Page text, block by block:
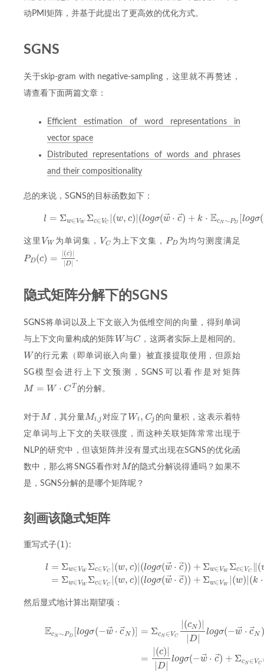
动PMI矩阵，并基于此提出了更高效的优化方式。
SGNS
关于skip-gram with negative-sampling，这里就不再赘述，
请查看下面两篇文章：
Efficient estimation of word representations in
vector space
Distributed representations of words and phrases
and their compositionality
总的来说，SGNS的目标函数如下：
l = Σw∈VW Σc∈VC |(w, c)|(logσ(w⃗ ⋅ c⃗
) + k ⋅ EcN ∼PD [logσ(
(1)l= Σw∈VWΣc∈ VC|(w, c |(logσ(w→ ⋅c →)+ k⋅ E cN∼ PD ogσ(−
这里 VW
VW 为单词集， VC
VC 为上下文集，PD
PD 为均匀测度满足
PD(c) = |(c)|
|D|
PD(c) = (c ||D| .
隐式矩阵分解下的SGNS
SGNS将单词以及上下文嵌入为低维空间的向量，得到单词
与上下文向量构成的矩阵 W
W 与C
C ，这两者实际上是相同的。
W
W 的行元素（即单词嵌入向量）被直接提取使用，但原始
SG模型会进行上下文预测，SGNS可以看作是对矩阵
M = W ⋅ CT
M= W CT 的分解。
对于M
M ，其分量Mi,j
Mi,j 对应了 Wi , Cj
Wi,Cj
的向量积，这表示着特
定单词与上下文的关联强度，而这种关联矩阵常常出现于
NLP的研究中，但该矩阵并没有显式出现在SGNS的优化函
数中，那么将SNGS看作对M
M 的隐式分解说得通吗？如果不
是，SGNS分解的是哪个矩阵呢？
刻画该隐式矩阵
重写式子(1)
( 1) :
l = Σw∈VW Σc∈VC |(w, c)|(logσ(w⃗ ⋅ c⃗
)) + Σw∈VW Σc∈VC ∥(
= Σw∈VW Σc∈VC (w, c) (logσ(w⃗ ⋅ c⃗
)) + Σw∈VW (w) (k ⋅
w ∈ VWΣc∈VC|(w c)|(logσ (w→⋅c→) ) +Σw ∈VWΣc∈VC‖(w c)|
然后显式地计算出期望项：
EcN∼P D [logσ(−w⃗ ⋅ c ⃗
N )] = ΣcN ∈VC
|(cN )|
D
logσ(−w⃗ ⋅ c⃗
N )
=
|(c)|
|D|
logσ(−w⃗ ⋅ c⃗
) + ΣcN ∈VC
N∼ og w ⋅c →N = N)||D | w →⋅c →N )